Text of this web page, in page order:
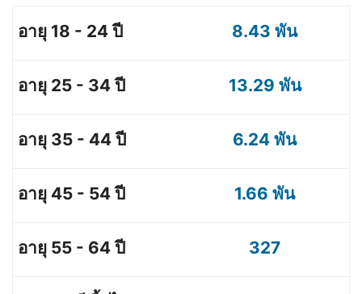
8.43 พัน
13.29 พัน
6.24 พัน
1.66 พัน
327